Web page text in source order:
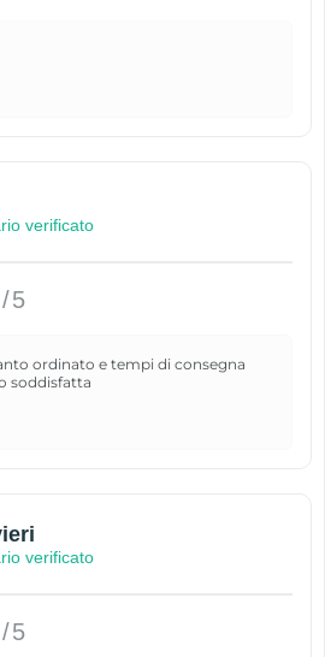
verificato
5
ordinato e tempi di consegna
soddisfatta
verificato
5